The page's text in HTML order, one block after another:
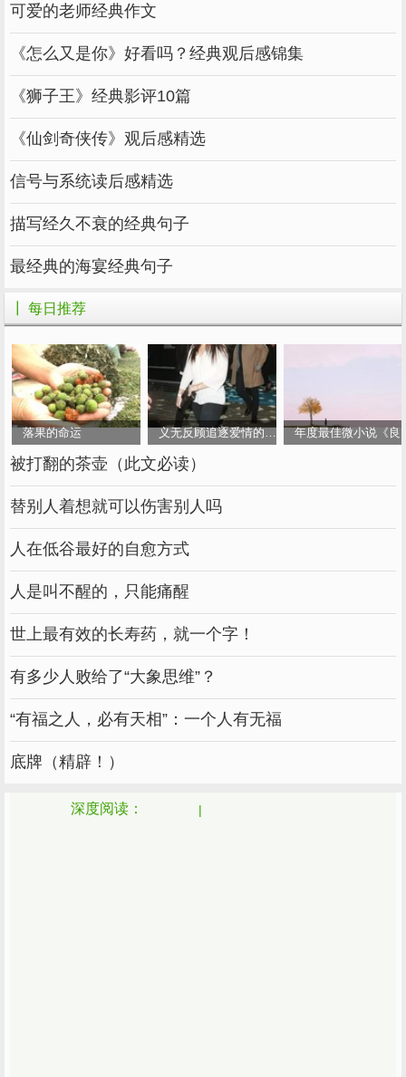
21.我喜欢那种经历过大风大浪，却还像下雨时
踩湿裤腿的人。这样的人性格中有一种平静的力
量，温柔而不慌不忙。-他站在时间的深处
22、怎么会有这么多的心，你盲目的付出只是
习惯了得寸进尺的人。如果你过分考虑别人的感
受，你注定会感到不舒服。我的余生没长。请忠
于自己，像自己一样生活。
23、你们，永远要敬畏，不要被生活的繁琐所
扼杀。因为生活是平庸的。年轻时，努力生活。
力。
24.有人说，一个人最好的生活状态就是看书的
时候看书，玩的时候玩，看到优秀的人欣赏，看
到落魄的人不鄙视。他有自己的小生活和小兴
趣，不用想改变世界，努力活出自己。没有人爱
的时候专注于自己，有人爱的时候有能力拥抱对
方。-网易云热评《生活》
举报/反馈
可爱的老师经典作文
《怎么又是你》好看吗？经典观后感锦集
《狮子王》经典影评10篇
《仙剑奇侠传》观后感精选
信号与系统读后感精选
描写经久不衰的经典句子
最经典的海宴经典句子
┃ 每日推荐
落果的命运 义无反顾追逐爱情的女人 年度最佳微小说《良
被打翻的茶壶（此文必读）
替别人着想就可以伤害别人吗
人在低谷最好的自愈方式
人是叫不醒的，只能痛醒
世上最有效的长寿药，就一个字！
有多少人败给了“大象思维”？
“有福之人，必有天相”：一个人有无福
底牌（精辟！）
深度阅读：